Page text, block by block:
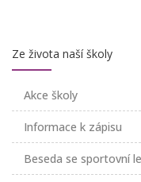
Ze života naší školy
Akce školy
Informace k zápisu
Beseda se sportovní